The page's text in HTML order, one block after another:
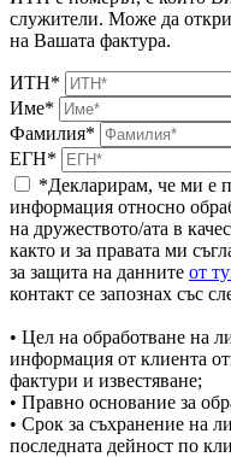
служители. Може да
на Вашата фактура.
ИТН*
Име*
Фамилия*
ЕГН*
*Декларирам, че ми е
информация относно
на дружеството/ата в
както и за правата ми
за защита на данните от
контакт се запознах със
• Цел на обработване на
информация от клиента
фактури и известяване;
• Правно основание за
• Срок за съхранение на
последната дейност по